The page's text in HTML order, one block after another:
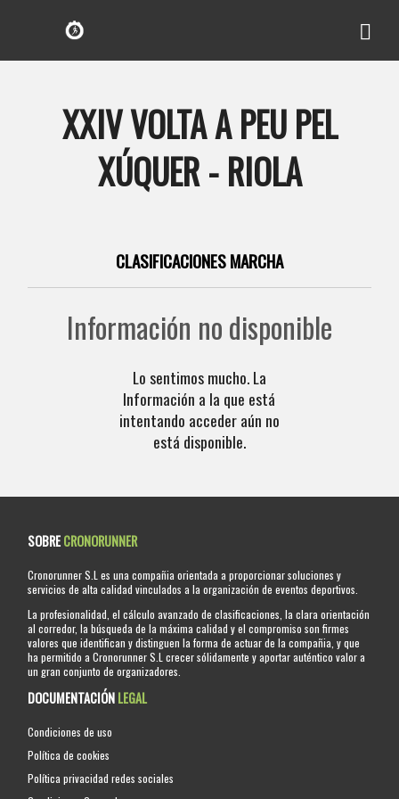
XXIV VOLTA A PEU PEL
XÚQUER - RIOLA
CLASIFICACIONES MARCHA
Información no disponible
Lo sentimos mucho. La
Información a la que está
intentando acceder aún no
está disponible.
SOBRECRONORUNNER
Cronorunner S.L es una compañia orientada a proporcionar soluciones y
servicios de alta calidad vinculados a la organización de eventos deportivos.
La profesionalidad, el cálculo avanzado de clasificaciones, la clara orientación
al corredor, la búsqueda de la máxima calidad y el compromiso son firmes
valores que identifican y distinguen la forma de actuar de la compañia, y que
ha permitido a Cronorunner S.L crecer sólidamente y aportar auténtico valor a
un gran conjunto de organizadores.
DOCUMENTACIÓNLEGAL
Condiciones de uso
Política de cookies
Política privacidad redes sociales